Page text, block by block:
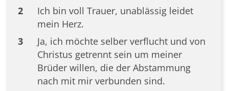
2
Ich bin voll Trauer, unablässig leidet
mein Herz.
3
Ja, ich möchte selber verflucht und von
Christus getrennt sein um meiner
Brüder willen, die der Abstammung
nach mit mir verbunden sind.